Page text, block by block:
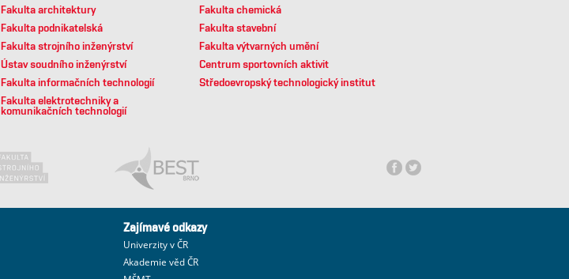
Fakulta architektury
Fakulta chemická
Fakulta podnikatelská
Fakulta stavební
Fakulta strojního inženýrství
Fakulta výtvarných umění
Ústav soudního inženýrství
Centrum sportovních aktivit
Fakulta informačních technologií
Středoevropský technologický institut
Fakulta elektrotechniky a
komunikačních technologií
Zajímavé odkazy
Univerzity v ČR
Akademie věd ČR